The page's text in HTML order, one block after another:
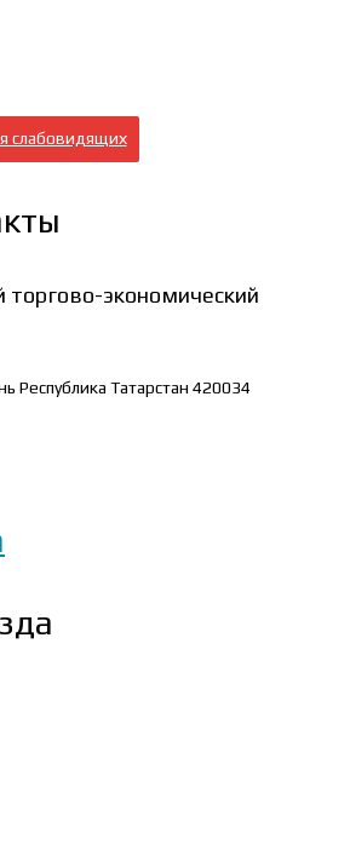
слабовидящих
торгово-экономический
Республика Татарстан 420034